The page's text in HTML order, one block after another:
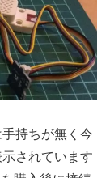
持ちが無く今
されています